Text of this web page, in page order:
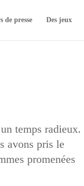
de presse Des jeux
temps radieux.
avons pris le
promenées